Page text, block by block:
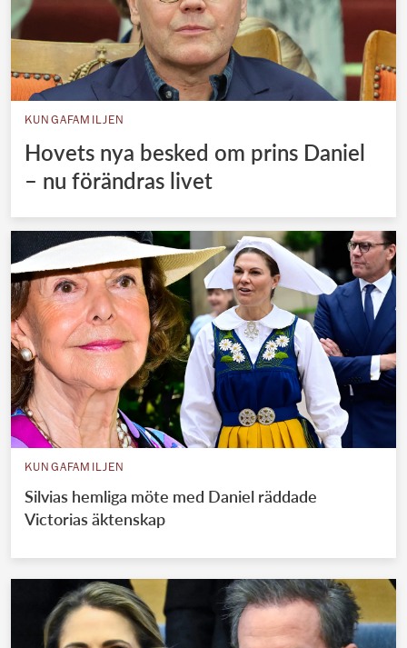
KUNGAFAMILJEN
Hovets nya besked om prins Daniel
– nu förändras livet
KUNGAFAMILJEN
Silvias hemliga möte med Daniel räddade
Victorias äktenskap